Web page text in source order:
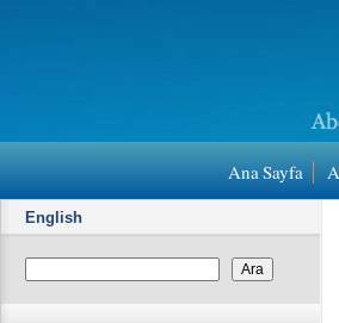
Ana Sayfa
English